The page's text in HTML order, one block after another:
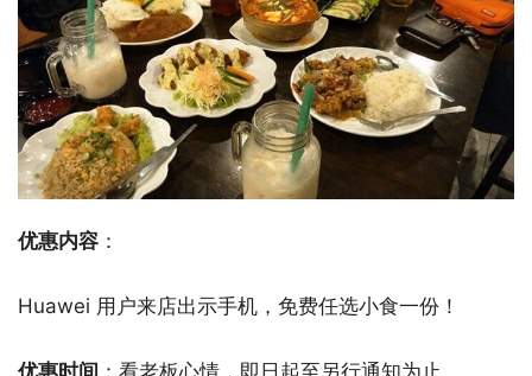
优惠内容 ：
Huawei 用户来店出示手机，免费任选小食一份！
优惠时间 ：看老板心情，即日起至另行通知为止